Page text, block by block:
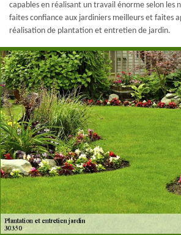
capables en réalisant un travail énorme selon les
faites confiance aux jardiniers meilleurs et faites
réalisation de plantation et entretien de jardin.